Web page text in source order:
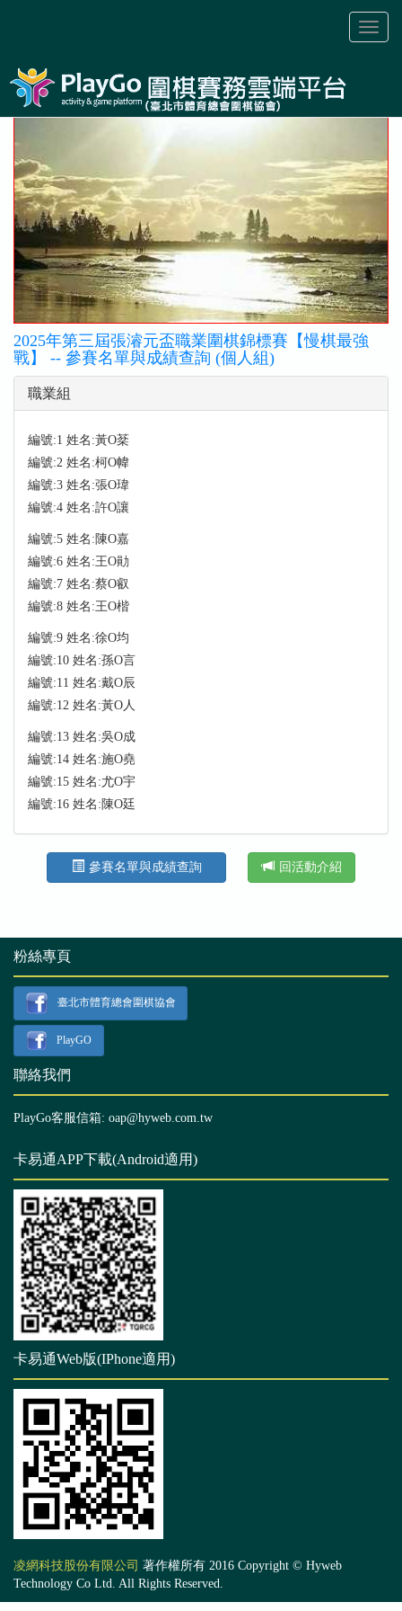
Toggle
2025年第三屆張濬元盃職業圍棋錦標賽【慢棋最強
戰】 -- 參賽名單與成績查詢 (個人組)
職業組
編號:1 姓名:黃O棻
編號:2 姓名:柯O幃
編號:3 姓名:張O瑋
編號:4 姓名:許O讓
編號:5 姓名:陳O嘉
編號:6 姓名:王O勛
編號:7 姓名:蔡O叡
編號:8 姓名:王O楷
編號:9 姓名:徐O均
編號:10 姓名:孫O言
編號:11 姓名:戴O辰
編號:12 姓名:黃O人
編號:13 姓名:吳O成
編號:14 姓名:施O堯
編號:15 姓名:尤O宇
編號:16 姓名:陳O廷
參賽名單與成績查詢 回活動介紹
粉絲專頁
臺北市體育總會圍棋協會
PlayGO
聯絡我們
PlayGo客服信箱: oap@hyweb.com.tw
卡易通APP下載(Android適用)
卡易通Web版(IPhone適用)
凌網科技股份有限公司 著作權所有 2016 Copyright © Hyweb
Technology Co Ltd. All Rights Reserved.